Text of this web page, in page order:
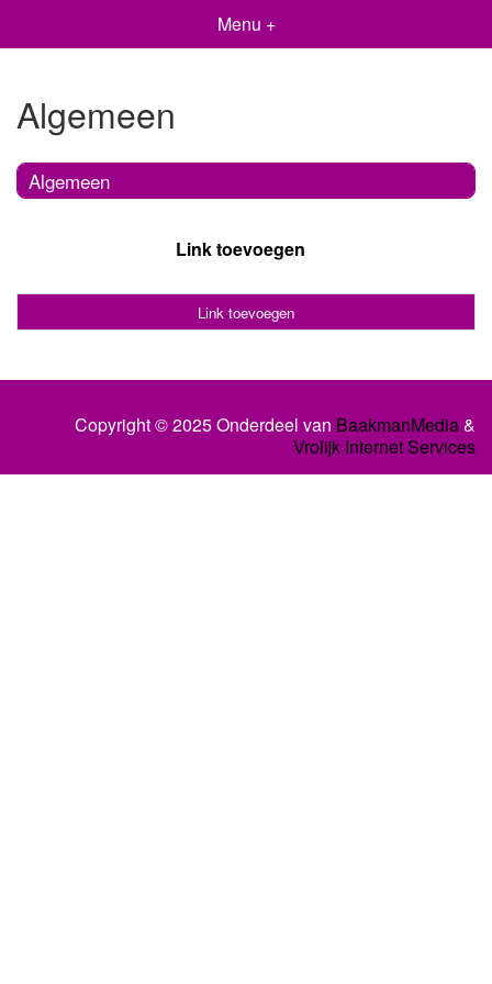
Menu +
Algemeen
Algemeen
Link toevoegen
Link toevoegen
Copyright © 2025 Onderdeel van BaakmanMedia&
Vrolijk Internet Services